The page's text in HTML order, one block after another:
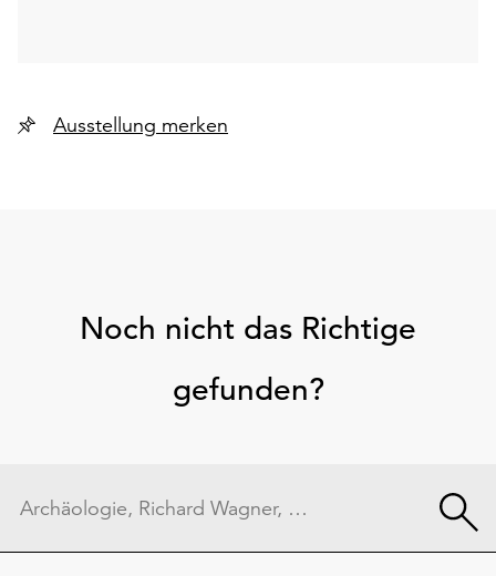
Ausstellung merken
Noch nicht das Richtige
gefunden?